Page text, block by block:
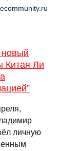
Китая Ли
личную